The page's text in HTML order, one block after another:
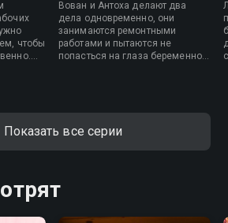
чтобы
не
Вован и Антоха делают два
дела одновременно, они
занимаются ремонтными
работами и пытаются не
попасться на глаза беременной
Показать все серии